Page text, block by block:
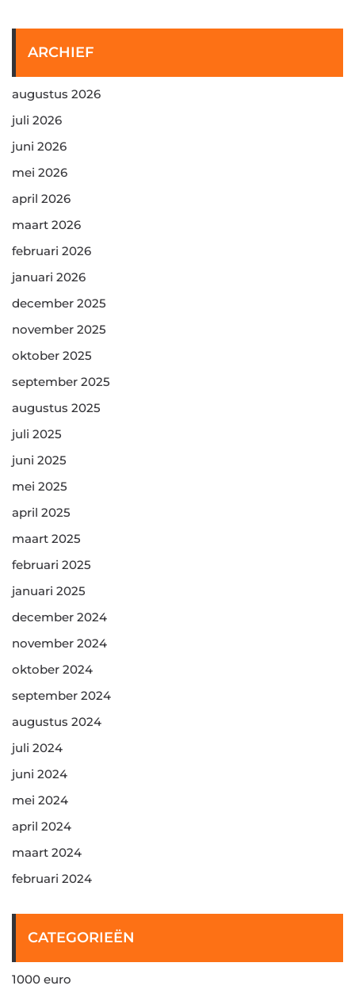
ARCHIEF
augustus 2026
juli 2026
juni 2026
mei 2026
april 2026
maart 2026
februari 2026
januari 2026
december 2025
november 2025
oktober 2025
september 2025
augustus 2025
juli 2025
juni 2025
mei 2025
april 2025
maart 2025
februari 2025
januari 2025
december 2024
november 2024
oktober 2024
september 2024
augustus 2024
juli 2024
juni 2024
mei 2024
april 2024
maart 2024
februari 2024
CATEGORIEËN
1000 euro